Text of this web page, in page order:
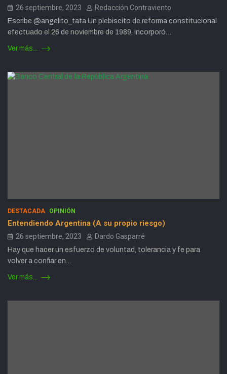
26 septiembre, 2023 Redacción Contraviento
Escribe @angelito_tata Un plebiscito de reforma constitucional
efectuado el 26 de noviembre de 1989, incorporó…
Ver más...
DESTACADA OPINIÓN
Entendiendo Argentina (A su propio riesgo)
26 septiembre, 2023 Dardo Gasparré
Hay que hacer un esfuerzo de voluntad, tolerancia y fe para
volver a confiar en…
Ver más...